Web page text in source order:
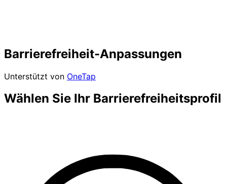
Barrierefreiheit-Anpassungen
Unterstützt von OneTap
Wählen Sie Ihr Barrierefreiheitsprofil